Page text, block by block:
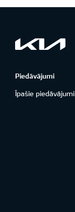
Piedāvājumi
Īpašie piedāvājumi